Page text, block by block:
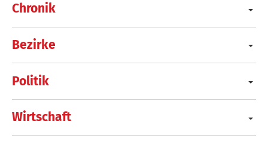
Chronik
Bezirke
Politik
Wirtschaft